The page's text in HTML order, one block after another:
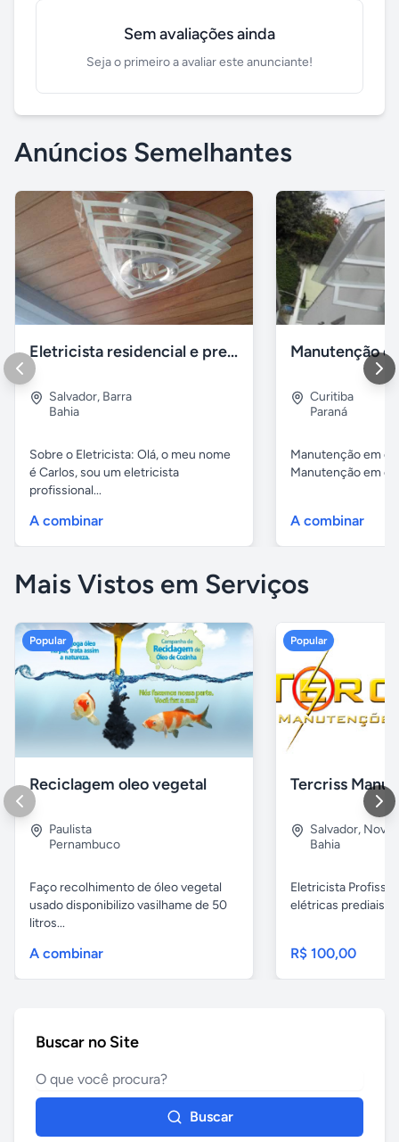
Sem avaliações ainda
Seja o primeiro a avaliar este anunciante!
Anúncios Semelhantes
Eletricista residencial e predial em Salvador BA
Salvador, Barra
Bahia
Sobre o Eletricista: Olá, o meu nome
é Carlos, sou um eletricista
profissional...
A combinar
Curitiba
Paraná
Manutenção em
Manutenção em
A combinar
Mais Vistos em Serviços
Popular
Reciclagem oleo vegetal
Paulista
Pernambuco
Faço recolhimento de óleo vegetal
usado disponibilizo vasilhame de 50
litros...
A combinar
Popular
Salvador, Nova
Bahia
Eletricista
elétricas prediais e
R$ 100,00
Buscar no Site
Buscar